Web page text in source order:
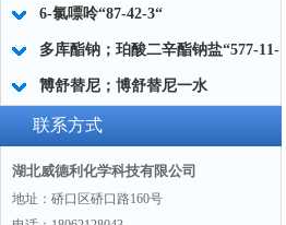
6-氯嘌呤“87-42-3“
多库酯钠；珀酸二辛酯钠盐“577-11-
7“
博舒替尼；博舒替尼一水
物“918639-08-4“
联系方式
湖北威德利化学科技有限公司
地址：硚口区硚口路160号